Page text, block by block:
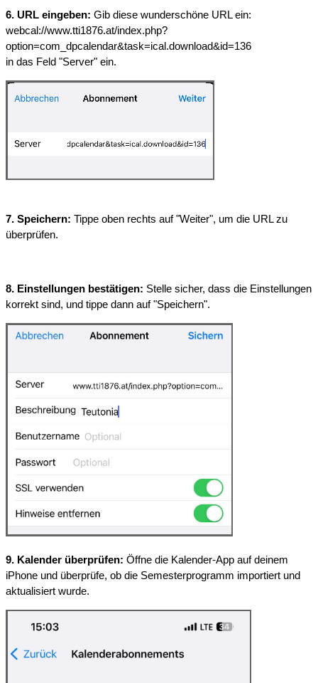
6. URL eingeben: Gib diese wunderschöne URL ein:
webcal://www.tti1876.at/index.php?
option=com_dpcalendar&task=ical.download&id=136
in das Feld "Server" ein.
7. Speichern: Tippe oben rechts auf "Weiter", um die URL zu
überprüfen.
8. Einstellungen bestätigen: Stelle sicher, dass die Einstellungen
korrekt sind, und tippe dann auf "Speichern".
9. Kalender überprüfen: Öffne die Kalender-App auf deinem
iPhone und überprüfe, ob die Semesterprogramm importiert und
aktualisiert wurde.